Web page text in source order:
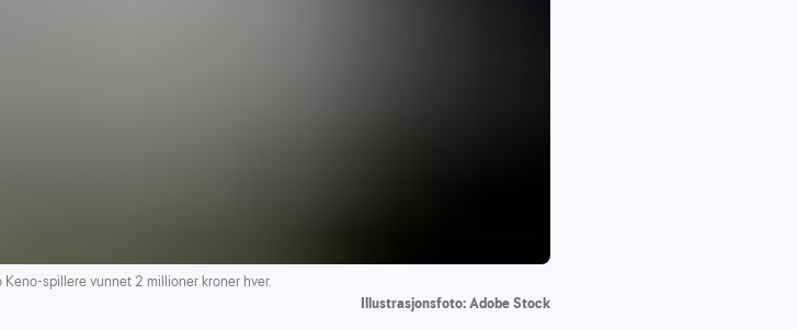
Keno-spillere vunnet 2 millioner kroner hver.
Illustrasjonsfoto: Adobe Stock